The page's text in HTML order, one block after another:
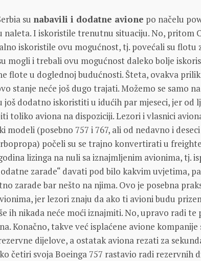
su nabavili i dodatne avione po načelu
naleta. I iskoristile trenutnu situaciju. No, pritom
iskoristile ovu mogućnost, tj. povećali su flotu
mogli i trebali ovu mogućnost daleko bolje
flote u doglednoj budućnosti. Šteta, ovakva
stanje neće još dugo trajati. Možemo se samo
još dodatno iskoristiti u idućih par mjeseci, jer od
toliko aviona na dispoziciji. Lezori i vlasnici
modeli (posebno 757 i 767, ali od nedavno i deseci
počeli su se trajno konvertirati u
lizinga na nuli sa iznajmljenim avionima, tj.
zarade“ davati pod bilo kakvim uvjetima,
zarade bar nešto na njima. Ovo je posebna
jer lezori znaju da ako ti avioni budu
ih nikada neće moći iznajmiti. No, upravo radi te
Konačno, takve već isplaćene avione kompanije
dijelove, a ostatak aviona rezati za
četiri svoja Boeinga 757 rastavio radi rezervnih